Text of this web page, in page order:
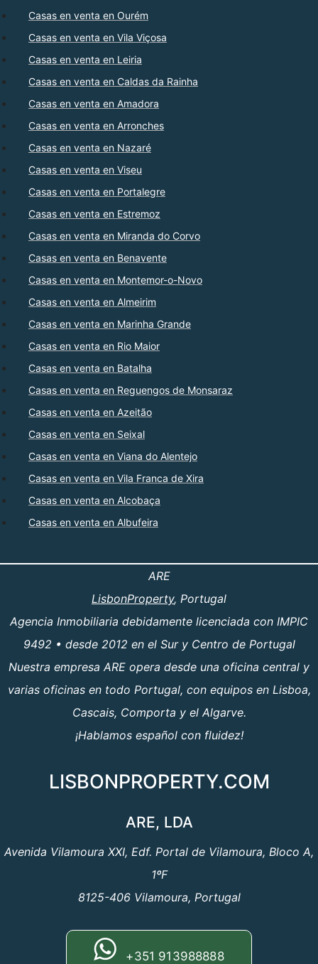
Casas en venta en Ourém
Casas en venta en Vila Viçosa
Casas en venta en Leiria
Casas en venta en Caldas da Rainha
Casas en venta en Amadora
Casas en venta en Arronches
Casas en venta en Nazaré
Casas en venta en Viseu
Casas en venta en Portalegre
Casas en venta en Estremoz
Casas en venta en Miranda do Corvo
Casas en venta en Benavente
Casas en venta en Montemor-o-Novo
Casas en venta en Almeirim
Casas en venta en Marinha Grande
Casas en venta en Rio Maior
Casas en venta en Batalha
Casas en venta en Reguengos de Monsaraz
Casas en venta en Azeitão
Casas en venta en Seixal
Casas en venta en Viana do Alentejo
Casas en venta en Vila Franca de Xira
Casas en venta en Alcobaça
Casas en venta en Albufeira
ARE
LisbonProperty, Portugal
Agencia Inmobiliaria debidamente licenciada con IMPIC
9492 • desde 2012 en el Sur y Centro de Portugal
Nuestra empresa ARE opera desde una oficina central y
varias oficinas en todo Portugal, con equipos en Lisboa,
Cascais, Comporta y el Algarve.
¡Hablamos español con fluidez!
LISBONPROPERTY.COM
ARE, LDA
Avenida Vilamoura XXI, Edf. Portal de Vilamoura, Bloco A,
1ºF
8125-406 Vilamoura, Portugal
+351 913988888